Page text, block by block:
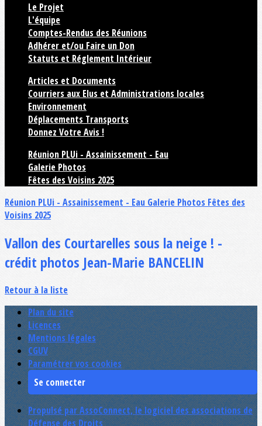
Le Projet
L'équipe
Comptes-Rendus des Réunions
Adhérer et/ou Faire un Don
Statuts et Réglement Intérieur
Articles et Documents
Courriers aux Elus et Administrations locales
Environnement
Déplacements Transports
Donnez Votre Avis !
Réunion PLUi - Assainissement - Eau
Galerie Photos
Fêtes des Voisins 2025
Réunion PLUi - Assainissement - Eau Galerie Photos Fêtes des
Voisins 2025
Vallon des Courtarelles sous la neige ! -
crédit photos Jean-Marie BANCELIN
Retour à la liste
Plan du site
Licences
Mentions légales
CGUV
Paramétrer vos cookies
Se connecter
Propulsé par AssoConnect, le logiciel des associations de
Défense des Droits